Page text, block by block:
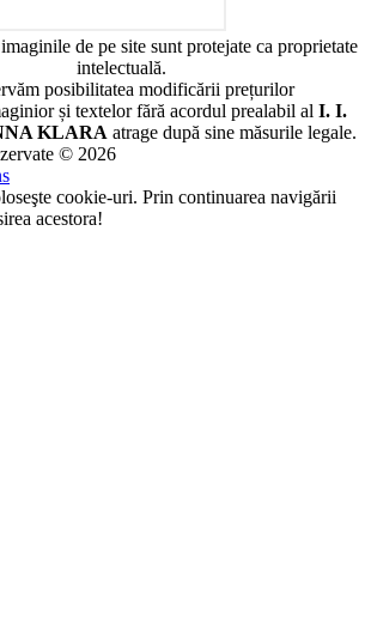
de pe site sunt protejate ca proprietate
intelectuală.
posibilitatea modificării prețurilor
și textelor fără acordul prealabil al I. I.
KLARA atrage după sine măsurile legale.
© 2026
cookie-uri. Prin continuarea navigării
acestora!